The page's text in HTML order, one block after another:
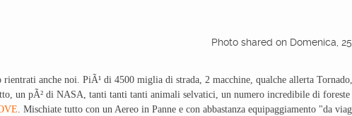
Photo shared on Domenica,
rientrati anche noi. PiÃ¹ di 4500 miglia di strada, 2 macchine, qualche allerta
un pÃ² di NASA, tanti tanti tanti animali selvatici, un numero incredibile di
. Mischiate tutto con un Aereo in Panne e con abbastanza equipaggiamento "da